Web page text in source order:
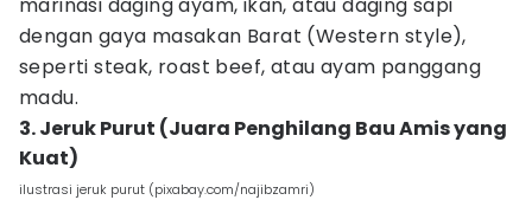
dengan gaya masakan Barat (Western style),
seperti steak, roast beef, atau ayam panggang
madu.
3. Jeruk Purut (Juara Penghilang Bau Amis yang
Kuat)
ilustrasi jeruk purut (pixabay.com/najibzamri)